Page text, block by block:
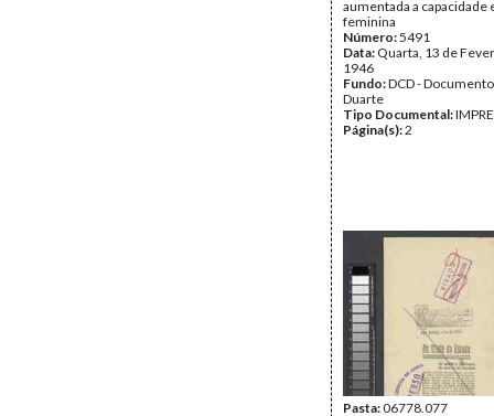
aumentada a capacidade
feminina
Número:5491
Data: Quarta, 13 de
1946
Fundo:DCD -
Duarte
Tipo Documental:
Página(s):2
Pasta:06778.077